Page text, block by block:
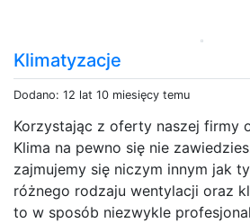
Klimatyzacje
Dodano: 12 lat 10 miesięcy temu
Korzystając z oferty naszej firmy
Klima na pewno się nie
zajmujemy się niczym innym jak
różnego rodzaju wentylacji oraz
to w sposób niezwykle